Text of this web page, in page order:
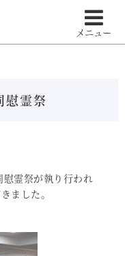
メニュー
慰霊祭
霊祭が執り行われ
ました。